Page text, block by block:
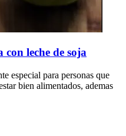
leche de soja
especial para personas que
bien alimentados, ademas